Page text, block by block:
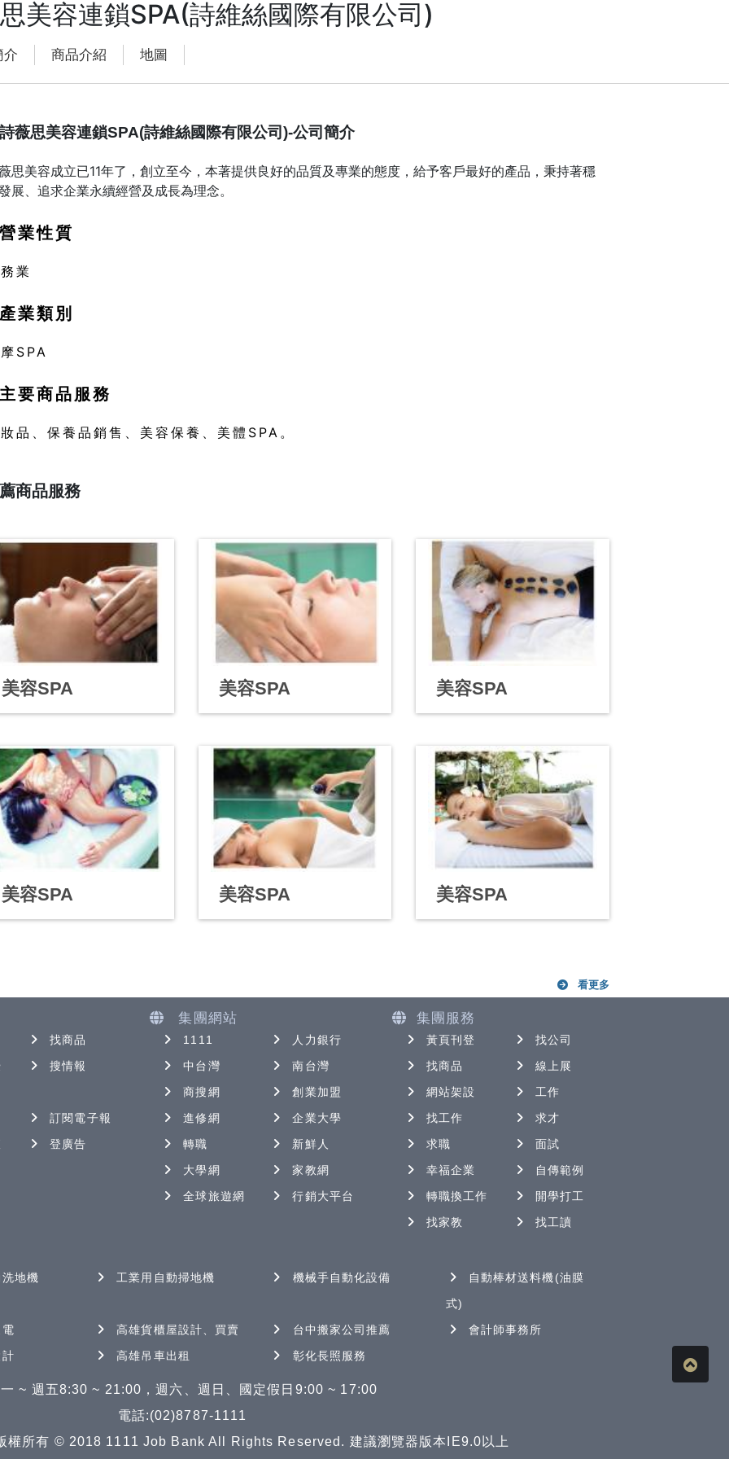
美容連鎖SPA(詩維絲國際有限公司)
介 商品介紹 地圖
薇思美容連鎖SPA(詩維絲國際有限公司)-公司簡介
思美容成立已11年了，創立至今，本著提供良好的品質及專業的態度，給予客戶最好的產品，秉持著穩
展、追求企業永續經營及成長為理念。
業性質
業
業類別
SPA
要商品服務
品、保養品銷售、美容保養、美體SPA。
商品服務
美容SPA 美容SPA 美容SPA
美容SPA 美容SPA 美容SPA
看更多
找商品
搜情報
訂閱電子報
登廣告
集團網站
1111
人力銀行
中台灣
南台灣
商搜網
創業加盟
進修網
企業大學
轉職
新鮮人
大學網
家教網
全球旅遊網
行銷大平台
集團服務
黃頁刊登
找公司
找商品
線上展
網站架設
工作
找工作
求才
求職
面試
幸福企業
自傳範例
轉職換工作
開學打工
找家教
找工讀
地機 工業用自動掃地機 機械手自動化設備
自動棒材送料機(油膜
式)
高雄貨櫃屋設計、買賣 台中搬家公司推薦
會計師事務所
高雄吊車出租 彰化長照服務
~ 週五8:30 ~ 21:00，週六、週日、國定假日9:00 ~ 17:00
電話:(02)8787-1111
權所有 © 2018 1111 Job Bank All Rights Reserved. 建議瀏覽器版本IE9.0以上